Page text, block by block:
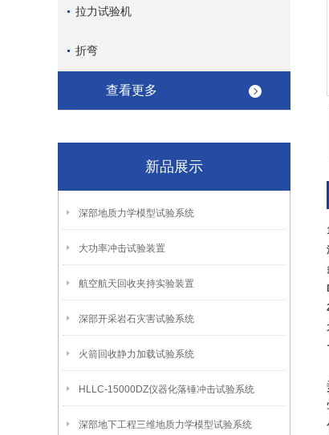
拉力试验机
折弯
查看更多
新品展示
深部地质力学模型试验系统
大功率冲击试验装置
航空航天回收夹持实验装置
深部开采岩石灾害试验系统
火箭回收静力加载试验系统
HLLC-15000DZ仪器化落锤冲击试验系统
深部地下工程三维地质力学模型试验系统